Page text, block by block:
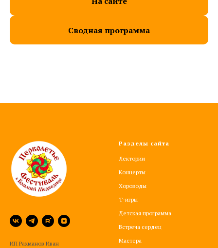
Сводная программа
ИП Рахманов Иван
Разделы сайта
Лектории
Концерты
Хороводы
Т-игры
Детская программа
Встреча сердец
Мастера